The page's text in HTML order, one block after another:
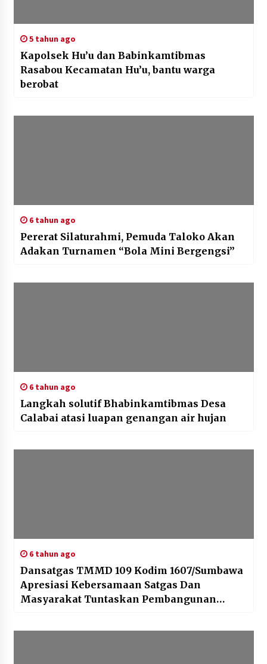
5 tahun ago
Kapolsek Hu’u dan Babinkamtibmas
Rasabou Kecamatan Hu’u, bantu warga
berobat
6 tahun ago
Pererat Silaturahmi, Pemuda Taloko Akan
Adakan Turnamen “Bola Mini Bergengsi”
6 tahun ago
Langkah solutif Bhabinkamtibmas Desa
Calabai atasi luapan genangan air hujan
6 tahun ago
Dansatgas TMMD 109 Kodim 1607/Sumbawa
Apresiasi Kebersamaan Satgas Dan
Masyarakat Tuntaskan Pembangunan